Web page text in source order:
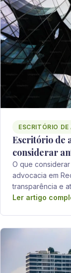
ESCRITÓRIO
Escritório de
considerar
O que
advocacia em
transparência e
Ler artigo